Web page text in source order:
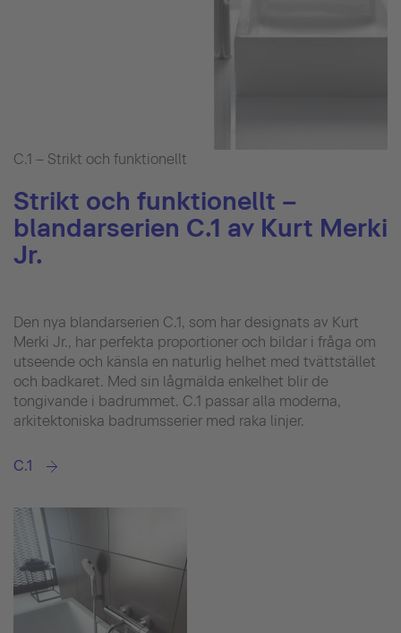
C.1 – Strikt och funktionellt
Strikt och funktionellt –
blandarserien C.1 av Kurt Merki
Jr.
Den nya blandarserien C.1, som har designats av Kurt
Merki Jr., har perfekta proportioner och bildar i fråga om
utseende och känsla en naturlig helhet med tvättstället
och badkaret. Med sin lågmälda enkelhet blir de
tongivande i badrummet. C.1 passar alla moderna,
arkitektoniska badrumsserier med raka linjer.
C.1